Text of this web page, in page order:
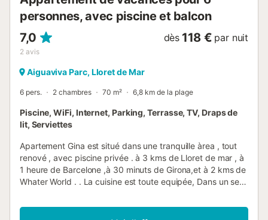
personnes, avec piscine et balcon
7,0
2 avis
dès 118 € par nuit
Aiguaviva Parc, Lloret de Mar
6 pers. 2 chambres 70 m² 6,8 km de la plage
Piscine, WiFi, Internet, Parking, Terrasse, TV, Draps de
lit, Serviettes
Apartement Gina est situé dans une tranquille àrea , tout
renové , avec piscine privée . à 3 kms de Lloret de mar , à
1 heure de Barcelone ,à 30 minuts de Girona,et à 2 kms de
Whater World . . La cuisine est toute equipée, Dans un seul
sallen de bain .Il ya une gran terrase avec chaises longes
avec une piscine est privée et la zone de la barbacue ...il y